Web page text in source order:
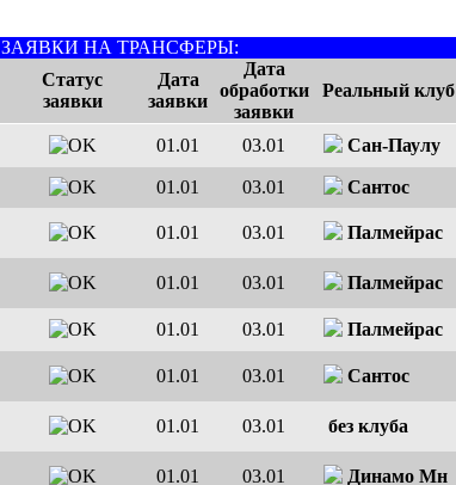
ЗАЯВКИ НА ТРАНСФЕРЫ:
Статус
заявки
Дата
заявки
Дата
обработки
заявки
Реальный клуб
01.01 03.01 Сан-Паулу
01.01 03.01 Сантос
01.01 03.01 Палмейрас
01.01 03.01 Палмейрас
01.01 03.01 Палмейрас
01.01 03.01 Сантос
01.01 03.01 без клуба
01.01 03.01 Динамо Мн